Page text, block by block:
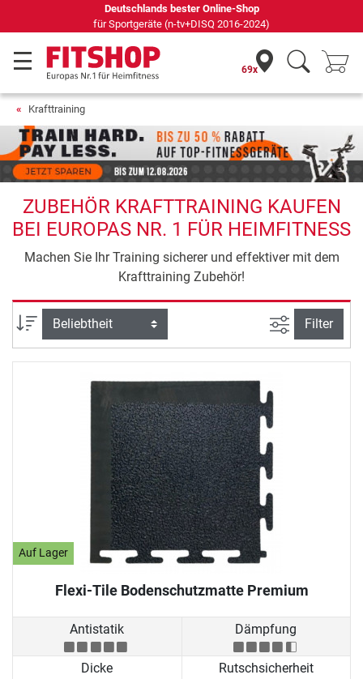
Deutschlands bester Online-Shop
für Sportgeräte (n-tv+DISQ 2016-2024)
69x
Krafttraining
ZUBEHÖR KRAFTTRAINING KAUFEN
BEI EUROPAS NR. 1 FÜR HEIMFITNESS
Machen Sie Ihr Training sicherer und effektiver mit dem
Krafttraining Zubehör!
Sortierung Ansicht
Filter
Auf Lager
Flexi-Tile Bodenschutzmatte Premium
Antistatik Dämpfung
Dicke Rutschsicherheit